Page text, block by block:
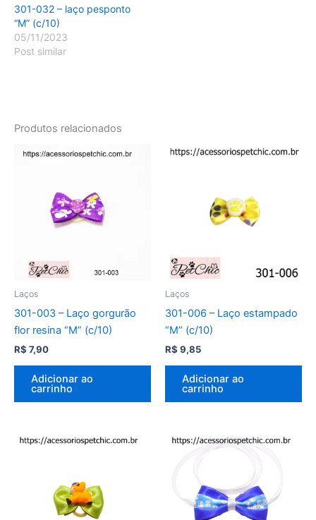
301-032 – laço pesponto
“M” (c/10)
05/11/2023
Post similar
Produtos relacionados
Laços
301-003 – Laço gorgurão
flor resina “M” (c/10)
R$ 7,90
Adicionar ao
carrinho
Laços
301-006 – Laço estampado
“M” (c/10)
R$ 9,85
Adicionar ao
carrinho